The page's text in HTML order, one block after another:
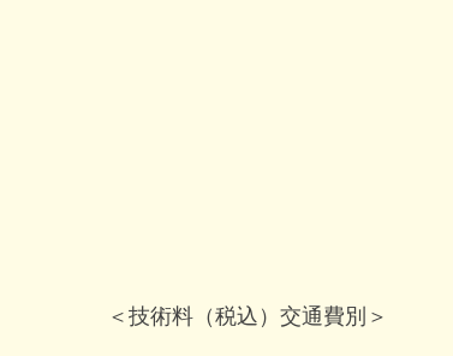
＜技術料（税込）交通費別＞